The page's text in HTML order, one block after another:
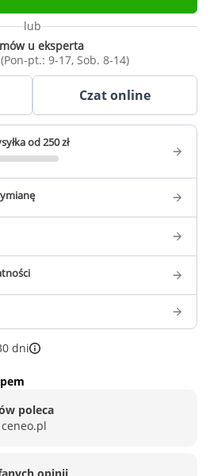
lub
u eksperta
pt.: 9-17, Sob. 8-14)
Czat online
od 250 zł
dni
poleca